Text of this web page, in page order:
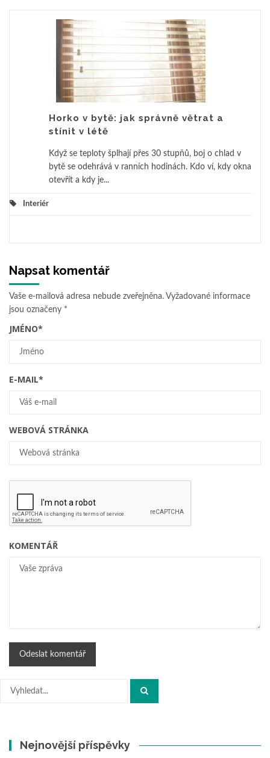
Horko v bytě: jak správně větrat a
stínit v létě
Když se teploty šplhají přes 30 stupňů, boj o chlad v
bytě se odehrává v ranních hodinách. Kdo ví, kdy okna
otevřít a kdy je...
Interiér
Napsat komentář
Vaše e-mailová adresa nebude zveřejněna. Vyžadované informace
jsou označeny *
JMÉNO*
E-MAIL*
WEBOVÁ STRÁNKA
KOMENTÁŘ
Hledat:
Nejnovější příspěvky